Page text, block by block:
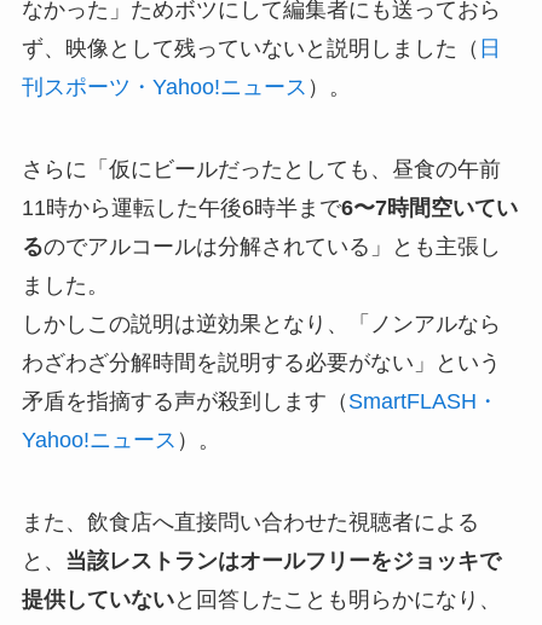
なかった」ためボツにして編集者にも送っておら
ず、映像として残っていないと説明しました（ 日
刊スポーツ・Yahoo!ニュース ）。
さらに「仮にビールだったとしても、昼食の午前
11時から運転した午後6時半まで6〜7時間空いてい
るのでアルコールは分解されている」とも主張し
ました。
しかしこの説明は逆効果となり、「ノンアルなら
わざわざ分解時間を説明する必要がない」という
矛盾を指摘する声が殺到します（ SmartFLASH・
Yahoo!ニュース ）。
また、飲食店へ直接問い合わせた視聴者による
と、 当該レストランはオールフリーをジョッキで
提供していないと回答したことも明らかになり、